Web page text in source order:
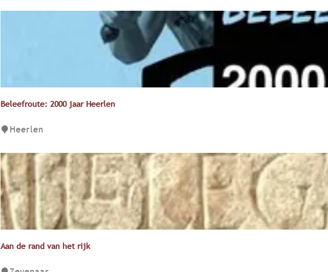
d
i
e
s
n
d
e
v
o
e
t
s
a
Beleefroute: 2000 jaar Heerlen
B
l
e
e
f
r
o
u
t
Heerlen
Aan de rand van het rijk